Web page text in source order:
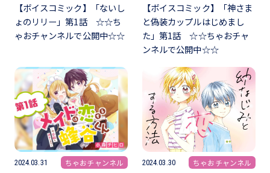
【ボイスコミック】「ないし
ょのリリー」第1話 ☆☆ち
ゃおチャンネルで公開中☆☆
【ボイスコミック】「神さま
と偽装カップルはじめまし
た」第1話 ☆☆ちゃおチャ
ンネルで公開中☆☆
2024.03.31 ちゃおチャンネル 2024.03.30 ちゃおチャンネル